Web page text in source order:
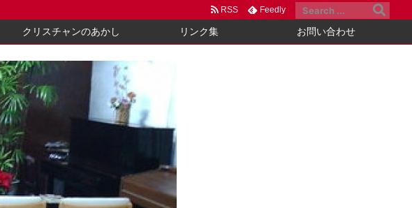
クリスチャンのあかし リンク集 お問い合わせ
RSS Feedly